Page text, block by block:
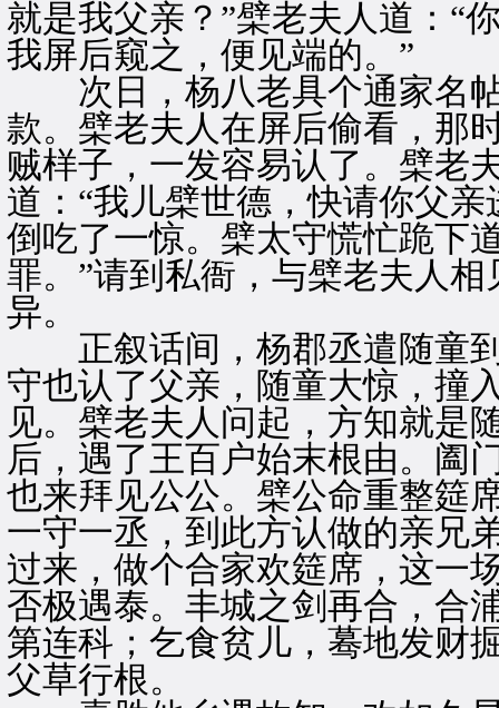
就是我父亲？”檗老夫人道：“
我屏后窥之，便见端的。”
次日，杨八老具个通家名帖
款。檗老夫人在屏后偷看，那
贼样子，一发容易认了。檗老
道：“我儿檗世德，快请你父
倒吃了一惊。檗太守慌忙跪下
罪。”请到私衙，与檗老夫人
异。
正叙话间，杨郡丞遣随童到
守也认了父亲，随童大惊，撞
见。檗老夫人问起，方知就是
后，遇了王百户始末根由。阖
也来拜见公公。檗公命重整筵
一守一丞，到此方认做的亲兄
过来，做个合家欢筵席，这一
否极遇泰。丰城之剑再合，合
第连科；乞食贫儿，蓦地发财
父草行根。